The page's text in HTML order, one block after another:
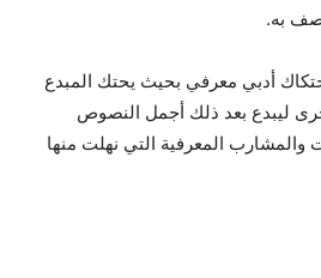
به.
أدبي معرفي بحيث يحتك المبدع
ليبدع بعد ذلك أجمل النصوص
والمشارب المعرفية التي نهلت منها